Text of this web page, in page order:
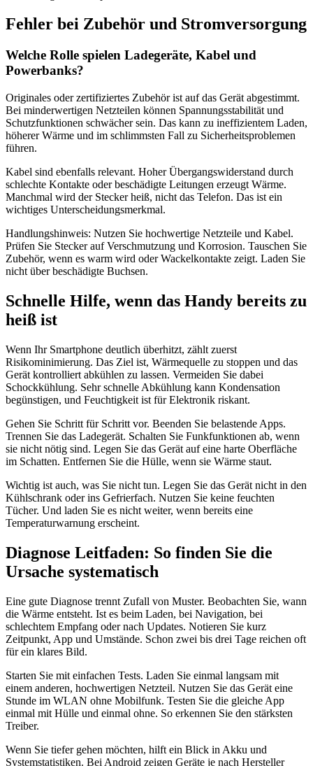
Fehler bei Zubehör und Stromversorgung
Welche Rolle spielen Ladegeräte, Kabel und
Powerbanks?
Originales oder zertifiziertes Zubehör ist auf das Gerät abgestimmt.
Bei minderwertigen Netzteilen können Spannungsstabilität und
Schutzfunktionen schwächer sein. Das kann zu ineffizientem Laden,
höherer Wärme und im schlimmsten Fall zu Sicherheitsproblemen
führen.
Kabel sind ebenfalls relevant. Hoher Übergangswiderstand durch
schlechte Kontakte oder beschädigte Leitungen erzeugt Wärme.
Manchmal wird der Stecker heiß, nicht das Telefon. Das ist ein
wichtiges Unterscheidungsmerkmal.
Handlungshinweis: Nutzen Sie hochwertige Netzteile und Kabel.
Prüfen Sie Stecker auf Verschmutzung und Korrosion. Tauschen Sie
Zubehör, wenn es warm wird oder Wackelkontakte zeigt. Laden Sie
nicht über beschädigte Buchsen.
Schnelle Hilfe, wenn das Handy bereits zu
heiß ist
Wenn Ihr Smartphone deutlich überhitzt, zählt zuerst
Risikominimierung. Das Ziel ist, Wärmequelle zu stoppen und das
Gerät kontrolliert abkühlen zu lassen. Vermeiden Sie dabei
Schockkühlung. Sehr schnelle Abkühlung kann Kondensation
begünstigen, und Feuchtigkeit ist für Elektronik riskant.
Gehen Sie Schritt für Schritt vor. Beenden Sie belastende Apps.
Trennen Sie das Ladegerät. Schalten Sie Funkfunktionen ab, wenn
sie nicht nötig sind. Legen Sie das Gerät auf eine harte Oberfläche
im Schatten. Entfernen Sie die Hülle, wenn sie Wärme staut.
Wichtig ist auch, was Sie nicht tun. Legen Sie das Gerät nicht in den
Kühlschrank oder ins Gefrierfach. Nutzen Sie keine feuchten
Tücher. Und laden Sie es nicht weiter, wenn bereits eine
Temperaturwarnung erscheint.
Diagnose Leitfaden: So finden Sie die
Ursache systematisch
Eine gute Diagnose trennt Zufall von Muster. Beobachten Sie, wann
die Wärme entsteht. Ist es beim Laden, bei Navigation, bei
schlechtem Empfang oder nach Updates. Notieren Sie kurz
Zeitpunkt, App und Umstände. Schon zwei bis drei Tage reichen oft
für ein klares Bild.
Starten Sie mit einfachen Tests. Laden Sie einmal langsam mit
einem anderen, hochwertigen Netzteil. Nutzen Sie das Gerät eine
Stunde im WLAN ohne Mobilfunk. Testen Sie die gleiche App
einmal mit Hülle und einmal ohne. So erkennen Sie den stärksten
Treiber.
Wenn Sie tiefer gehen möchten, hilft ein Blick in Akku und
Systemstatistiken. Bei Android zeigen Geräte je nach Hersteller